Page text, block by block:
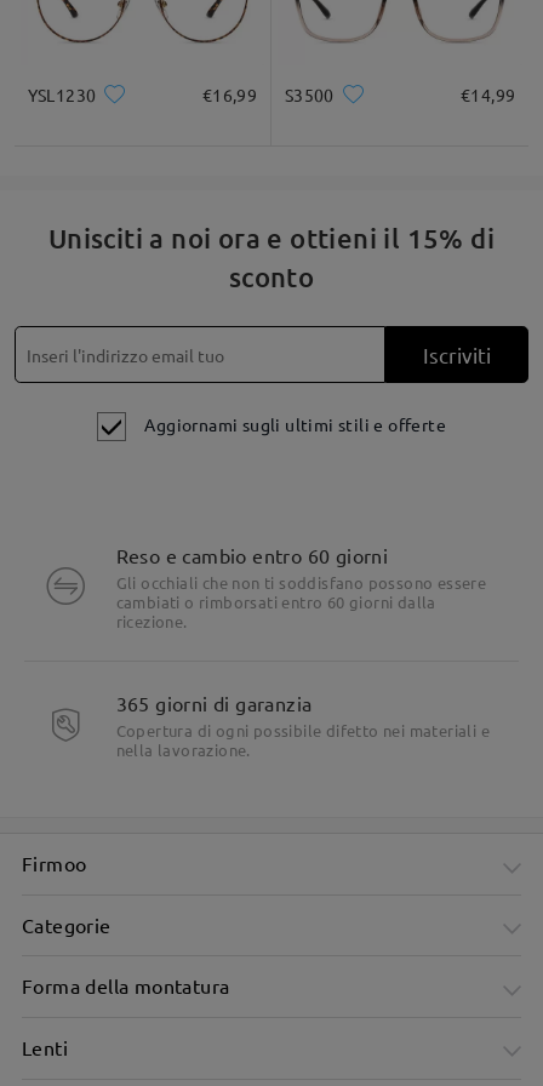
su Jan 1 , 2026
YSL1230 €16,99 S3500 €14,99
Unisciti a noi ora e ottieni il 15% di
sconto
Iscriviti
Aggiornami sugli ultimi stili e offerte
Reso e cambio entro 60 giorni
Gli occhiali che non ti soddisfano possono essere
cambiati o rimborsati entro 60 giorni dalla
ricezione.
365 giorni di garanzia
Copertura di ogni possibile difetto nei materiali e
nella lavorazione.
Firmoo
Categorie
Forma della montatura
Lenti